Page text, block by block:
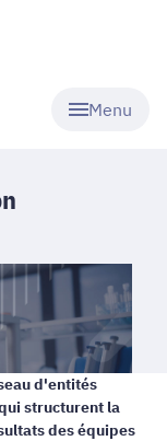
Menu
d'entités
structurent la
des équipes